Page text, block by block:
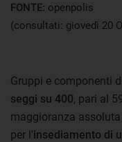
FONTE: openpolis
(consultati: giovedì 20
Gruppi e componenti
seggi su 400, pari al
maggioranza
per l'insediamento di